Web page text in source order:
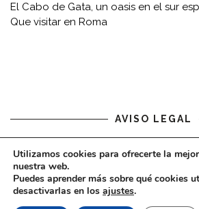
El Cabo de Gata, un oasis en el sur
Que visitar en Roma
AVISO LEGAL
Aviso legal
Utilizamos cookies para ofrecerte la
nuestra web.
Puedes aprender más sobre qué cookies
desactivarlas en los ajustes.